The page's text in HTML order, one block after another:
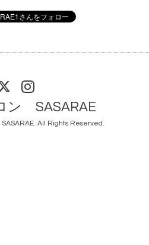
ン SASARAE
. All Rights Reserved.